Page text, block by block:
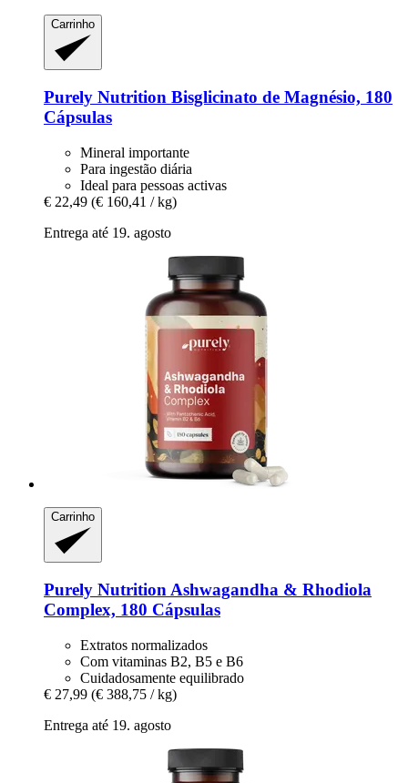
Carrinho
Purely Nutrition Bisglicinato de Magnésio, 180
Cápsulas
Mineral importante
Para ingestão diária
Ideal para pessoas activas
€ 22,49 (€ 160,41 / kg)
Entrega até 19. agosto
Carrinho
Purely Nutrition Ashwagandha & Rhodiola
Complex, 180 Cápsulas
Extratos normalizados
Com vitaminas B2, B5 e B6
Cuidadosamente equilibrado
€ 27,99 (€ 388,75 / kg)
Entrega até 19. agosto